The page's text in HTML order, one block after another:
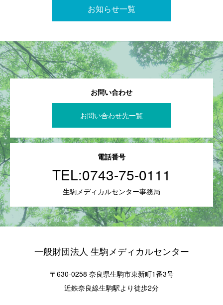
お知らせ一覧
お問い合わせ
お問い合わせ先一覧
電話番号
TEL:0743-75-0111
生駒メディカルセンター事務局
一般財団法人 生駒メディカルセンター
〒630-0258 奈良県生駒市東新町1番3号
近鉄奈良線生駒駅より徒歩2分